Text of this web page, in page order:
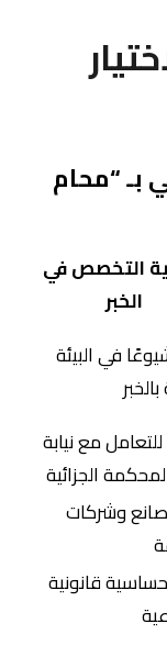
بـ “محام
التخصص في
الخبر
في البيئة
مع نيابة
الجزائية
وشركات
قانونية